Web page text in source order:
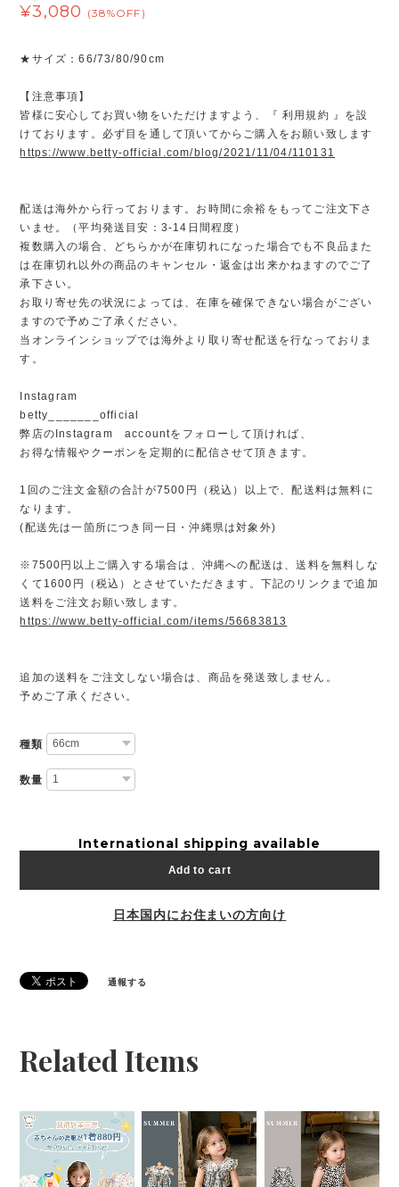
¥3,080 (38%OFF)
★サイズ：66/73/80/90cm
【注意事項】
皆様に安心してお買い物をいただけますよう、『 利用規約 』を設
けております。必ず目を通して頂いてからご購入をお願い致します
https://www.betty-official.com/blog/2021/11/04/110131
配送は海外から行っております。お時間に余裕をもってご注文下さ
いませ。（平均発送目安：3-14日間程度）
複数購入の場合、どちらかが在庫切れになった場合でも不良品また
は在庫切れ以外の商品のキャンセル・返金は出来かねますのでご了
承下さい。
お取り寄せ先の状況によっては、在庫を確保できない場合がござい
ますので予めご了承ください。
当オンラインショップでは海外より取り寄せ配送を行なっておりま
す。
Instagram
betty_______official
弊店のInstagram accountをフォローして頂ければ、
お得な情報やクーポンを定期的に配信させて頂きます。
1回のご注文金額の合計が7500円（税込）以上で、配送料は無料に
なります。
(配送先は一箇所につき同一日・沖縄県は対象外)
※7500円以上ご購入する場合は、沖縄への配送は、送料を無料しな
くて1600円（税込）とさせていただきます。下記のリンクまで追加
送料をご注文お願い致します。
https://www.betty-official.com/items/56683813
追加の送料をご注文しない場合は、商品を発送致しません。
予めご了承ください。
種類
数量
International shipping available
Add to cart
日本国内にお住まいの方向け
通報する
Related Items